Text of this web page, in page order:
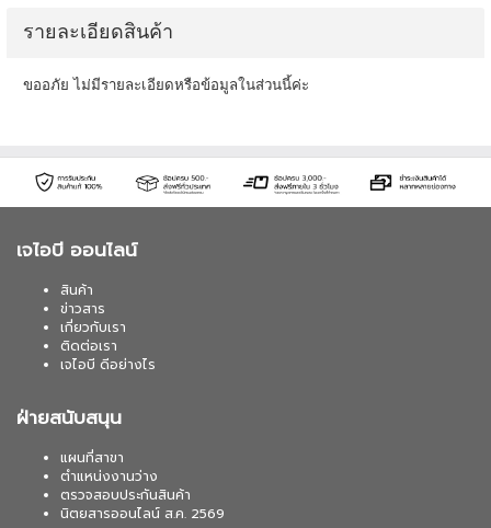
รายละเอียดสินค้า
ขออภัย ไม่มีรายละเอียดหรือข้อมูลในส่วนนี้ค่ะ
เจไอบี ออนไลน์
สินค้า
ข่าวสาร
เกี่ยวกับเรา
ติดต่อเรา
เจไอบี ดีอย่างไร
ฝ่ายสนับสนุน
แผนที่สาขา
ตำแหน่งงานว่าง
ตรวจสอบประกันสินค้า
นิตยสารออนไลน์ ส.ค. 2569